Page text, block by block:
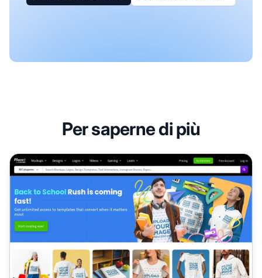
Per saperne di più
Programma di affiliazione Placeit Envato